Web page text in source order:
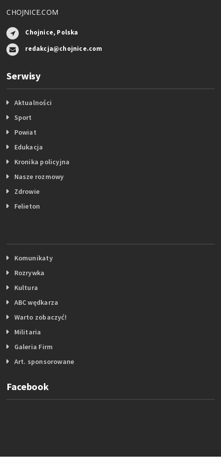
CHOJNICE.COM
Chojnice, Polska
redakcja@chojnice.com
Serwisy
Aktualności
Sport
Powiat
Edukacja
Kronika policyjna
Nasze rozmowy
Zdrowie
Felieton
Komunikaty
Rozrywka
Kultura
ABC wędkarza
Warto zobaczyć!
Militaria
Galeria Firm
Art. sponsorowane
Facebook